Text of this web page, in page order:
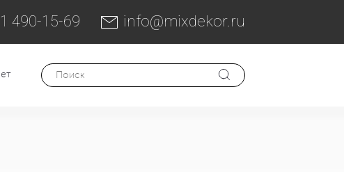
490-15-69 info@mixdekor.ru